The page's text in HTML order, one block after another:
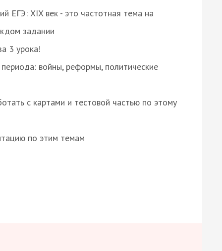
ЕГЭ: XIX век - это частотная тема на
задании
3 урока!
войны, реформы, политические
с картами и тестовой частью по этому
по этим темам